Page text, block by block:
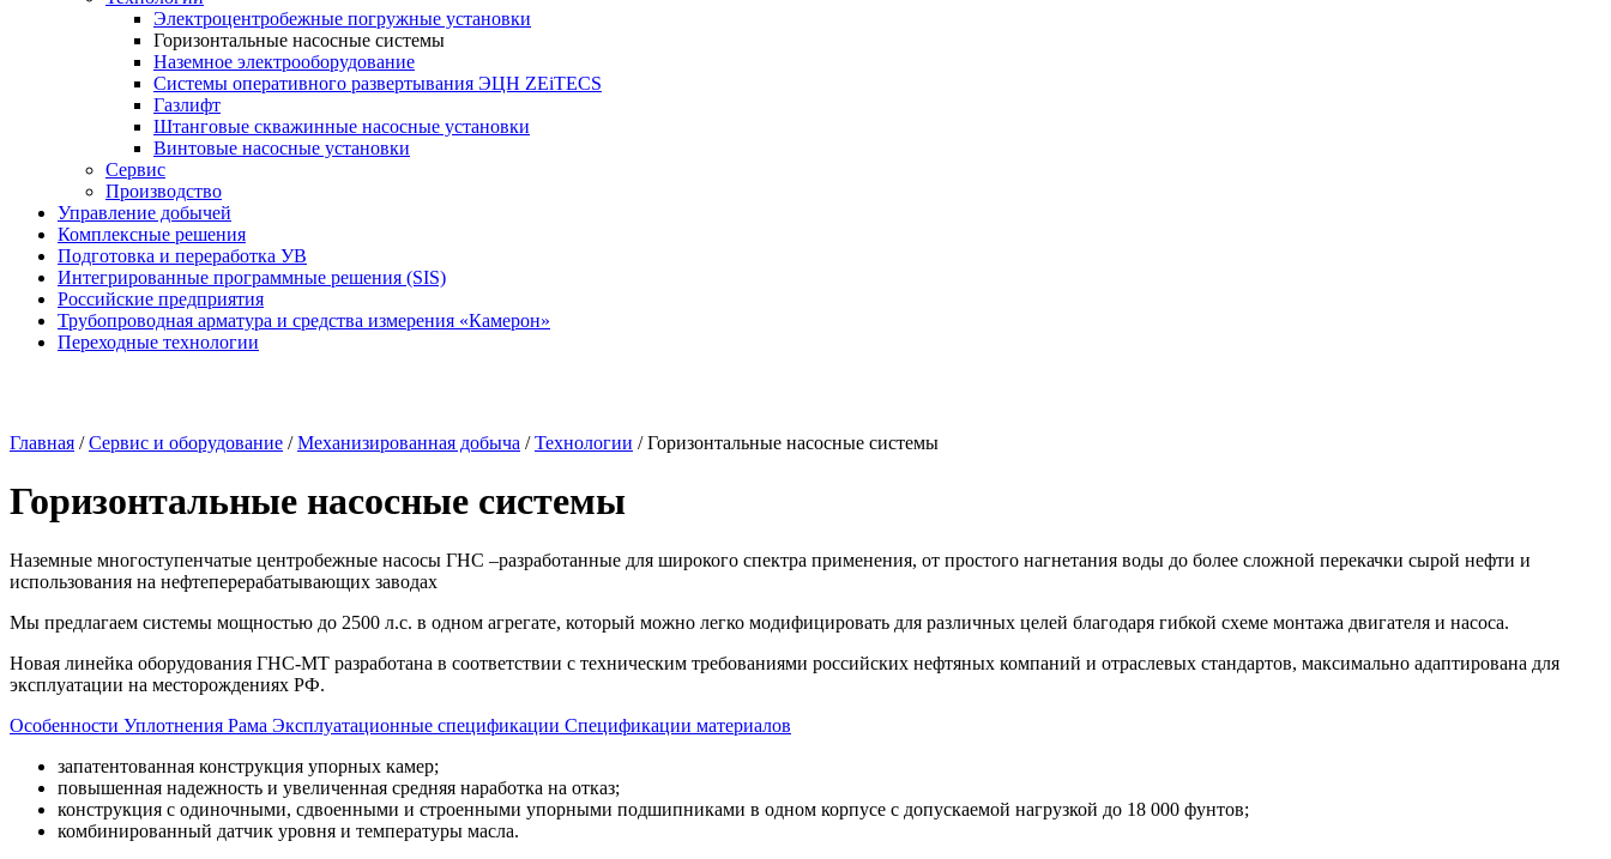
Электроцентробежные погружные установки
Горизонтальные насосные системы
Наземное электрооборудование
Системы оперативного развертывания ЭЦН ZEiTECS
Газлифт
Штанговые скважинные насосные установки
Винтовые насосные установки
Сервис
Производство
Управление добычей
Комплексные решения
Подготовка и переработка УВ
Интегрированные программные решения (SIS)
Российские предприятия
Трубопроводная арматура и средства измерения «Камерон»
Переходные технологии
Главная /Сервис и оборудование /Механизированная добыча /Технологии /Горизонтальные насосные системы
Горизонтальные насосные системы
Наземные многоступенчатые центробежные насосы ГНС –разработанные для широкого спектра применения, от простого нагнетания воды до более сложной перекачки сырой нефти и
использования на нефтеперерабатывающих заводах
Мы предлагаем системы мощностью до 2500 л.с. в одном агрегате, который можно легко модифицировать для различных целей благодаря гибкой схеме монтажа двигателя и насоса.
Новая линейка оборудования ГНС-МТ разработана в соответствии с техническим требованиями российских нефтяных компаний и отраслевых стандартов, максимально адаптирована для
эксплуатации на месторождениях РФ.
Особенности Уплотнения Рама Эксплуатационные спецификации Спецификации материалов
запатентованная конструкция упорных камер;
повышенная надежность и увеличенная средняя наработка на отказ;
конструкция с одиночными, сдвоенными и строенными упорными подшипниками в одном корпусе с допускаемой нагрузкой до 18 000 фунтов;
комбинированный датчик уровня и температуры масла.